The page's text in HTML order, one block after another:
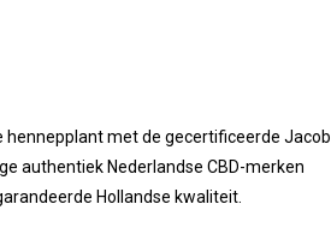
hennepplant met de gecertificeerde Jacob
authentiek Nederlandse CBD-merken
Hollandse kwaliteit.